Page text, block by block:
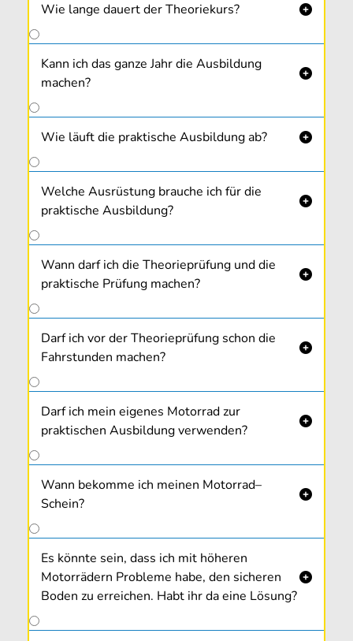
Wie lange dauert der Theoriekurs? 
Kann ich das ganze Jahr die Ausbildung
machen?

Wie läuft die praktische Ausbildung ab? 
Welche Ausrüstung brauche ich für die
praktische Ausbildung?

Wann darf ich die Theorieprüfung und die
praktische Prüfung machen?

Darf ich vor der Theorieprüfung schon die
Fahrstunden machen?

Darf ich mein eigenes Motorrad zur
praktischen Ausbildung verwenden?

Wann bekomme ich meinen Motorrad–
Schein?

Es könnte sein, dass ich mit höheren
Motorrädern Probleme habe, den sicheren
Boden zu erreichen. Habt ihr da eine Lösung?
